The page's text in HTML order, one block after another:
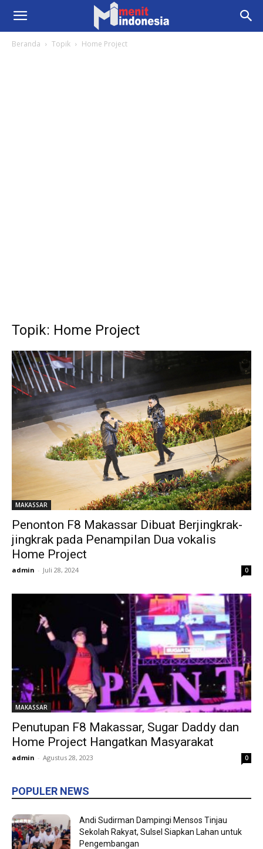
Beranda Topik Home Project
Topik: Home Project
MAKASSAR
Penonton F8 Makassar Dibuat Berjingkrak-
jingkrak pada Penampilan Dua vokalis
Home Project
admin - Juli 28, 2024 0
MAKASSAR
Penutupan F8 Makassar, Sugar Daddy dan
Home Project Hangatkan Masyarakat
admin - Agustus 28, 2023 0
POPULER NEWS
Andi Sudirman Dampingi Mensos Tinjau
Sekolah Rakyat, Sulsel Siapkan Lahan untuk
Pengembangan